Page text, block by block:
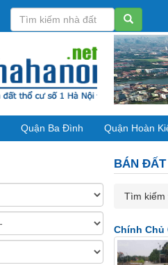
Quận Ba Đình Quận Hoàn
BÁN ĐẤT
Tìm kiếm
Chính Chủ